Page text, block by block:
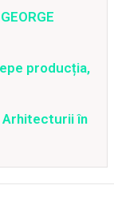
producția,
Arhitecturii în